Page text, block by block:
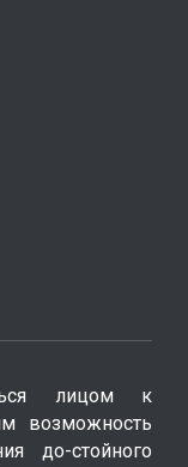
лицом к
возможность
до-стойного